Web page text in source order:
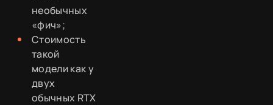
необычных
«фич»;
Стоимость
такой
модели как у
двух
обычных RTX